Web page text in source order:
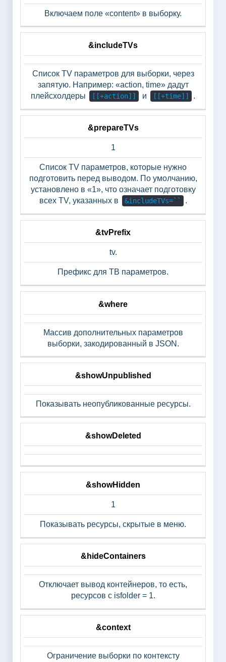
Включаем поле «content» в выборку.
&includeTVs
Список TV параметров для выборки, через
запятую. Например: «action, time» дадут
плейсхолдеры
[[+action]] и [[+time]] .
&prepareTVs
1
Список TV параметров, которые нужно
подготовить перед выводом. По умолчанию,
установлено в «1», что означает подготовку
всех TV, указанных в
&includeTVs=`` .
&tvPrefix
tv.
Префикс для ТВ параметров.
&where
Массив дополнительных параметров
выборки, закодированный в JSON.
&showUnpublished
Показывать неопубликованные ресурсы.
&showDeleted
&showHidden
1
Показывать ресурсы, скрытые в меню.
&hideContainers
Отключает вывод контейнеров, то есть,
ресурсов с isfolder = 1.
&context
Ограничение выборки по контексту